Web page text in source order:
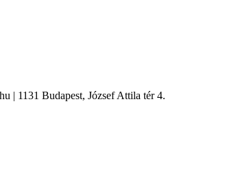
| 1131 Budapest, József Attila tér 4.